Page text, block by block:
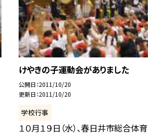
けやきの子運動会がありました
公開日 2011/10/20
更新日 2011/10/20
学校行事
１０月１９日（水）、春日井市総合体育